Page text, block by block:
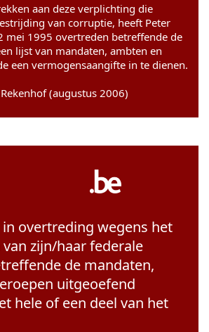
aan deze verplichting die
van corruptie, heeft Peter
mei 1995 overtreden betreffende de
lijst van mandaten, ambten en
een vermogensaangifte in te dienen.
(augustus 2006)
in overtreding wegens het
zijn/haar federale
de mandaten,
uitgeoefend
hele of een deel van het